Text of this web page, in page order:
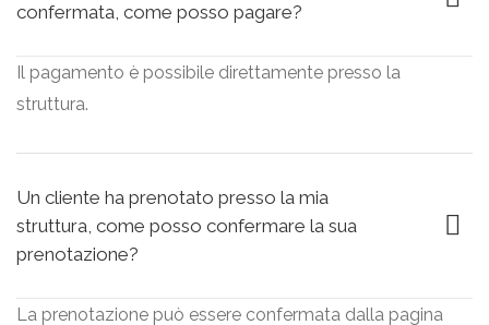
confermata, come posso pagare?
Il pagamento è possibile direttamente presso la
struttura.
Un cliente ha prenotato presso la mia
struttura, come posso confermare la sua
prenotazione?
La prenotazione può essere confermata dalla pagina